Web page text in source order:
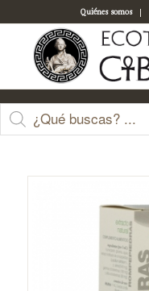
Quiénes somos
Tienda